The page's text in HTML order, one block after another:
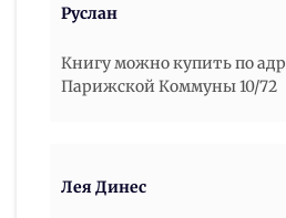
Руслан
Книгу можно купить по
Парижской Коммуны 10/72
Лея Динес